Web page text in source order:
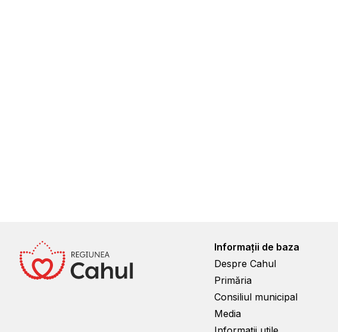
Informații de baza
Despre Cahul
Primăria
Consiliul municipal
Media